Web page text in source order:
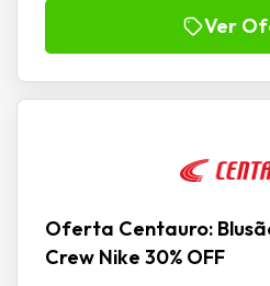
Ver
Oferta Centauro:
Crew Nike 30% OFF